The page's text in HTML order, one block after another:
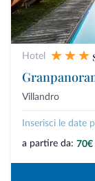
Hotel
Villandro
Inserisci le date
a partire da: 70€